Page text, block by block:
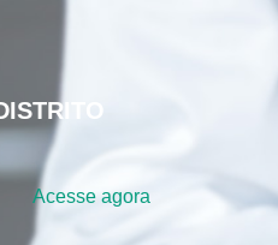
Acesse agora